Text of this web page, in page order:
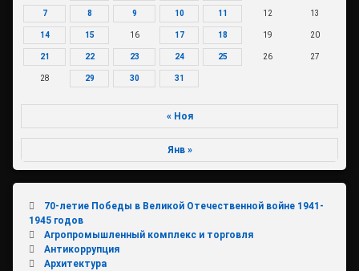
7 8 9 10 11 12 13
14 15 16 17 18 19 20
21 22 23 24 25 26 27
28 29 30 31
« Ноя
Янв »
70-летие Победы в Великой Отечественной войне 1941-
1945 годов
Агропромышленный комплекс и торговля
Антикоррупция
Архитектура